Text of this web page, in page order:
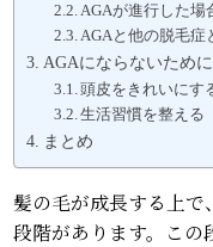
AGAが進行した場
AGAと他の脱毛症
AGAにならないため
頭皮をきれいにす
生活習慣を整える
まとめ
髪の毛が成長する上で
段階があります。この